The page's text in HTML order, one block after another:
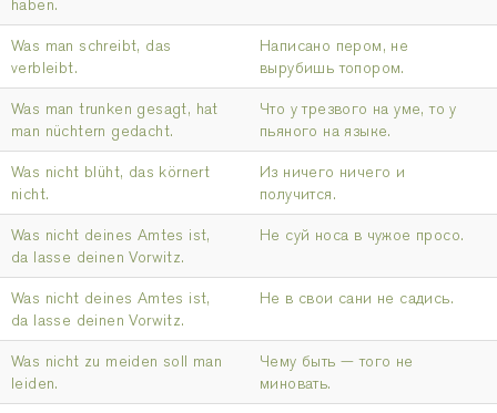
haben.
Was man schreibt, das
verbleibt.
Написано пером, не
вырубишь топором.
Was man trunken gesagt, hat
man nüchtern gedacht.
Что у трезвого на уме, то у
пьяного на языке.
Was nicht blüht, das körnert
nicht.
Из ничего ничего и
получится.
Was nicht deines Amtes ist,
da lasse deinen Vorwitz.
Не суй носа в чужое просо.
Was nicht deines Amtes ist,
da lasse deinen Vorwitz.
Не в свои сани не садись.
Was nicht zu meiden soll man
leiden.
Чему быть — того не
миновать.